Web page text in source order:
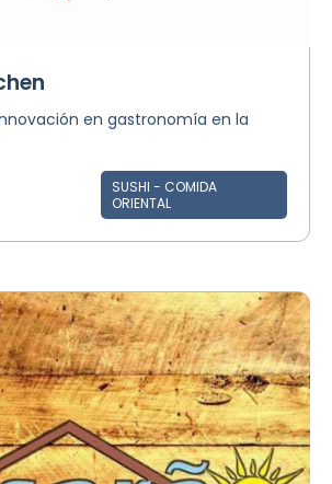
en gastronomía en la
SUSHI - COMIDA
ORIENTAL